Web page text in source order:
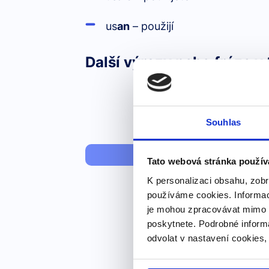
Souhlas
Tato webová stránka
K personalizaci obsahu,
používáme cookies.
je mohou zpracovávat
poskytnete. Podrobné
odvolat v nastavení
usan – použijí
Další výrazy nebo fráze
Why